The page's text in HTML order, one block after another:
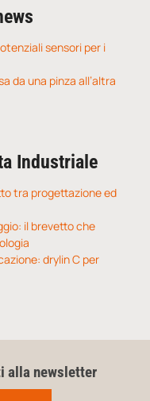
sensori per i
da una pinza all’altra
Industriale
tra progettazione ed
il brevetto che
drylin C per
alla newsletter